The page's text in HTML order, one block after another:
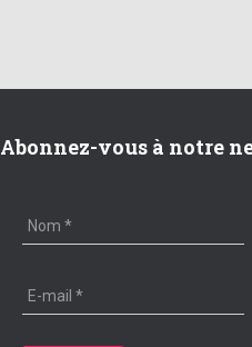
Abonnez-vous à notre